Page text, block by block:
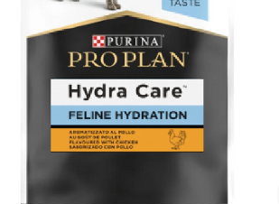
برای بزرگنمایی کلیک کنید